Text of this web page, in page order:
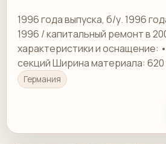
1996 года выпуска, б/у. 1996
1996 / капитальный ремонт в
характеристики и оснащение:
секций Ширина материала:
печати: 600 мм
Германия